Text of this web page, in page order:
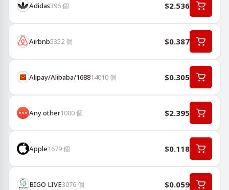
Adidas396個 $2.536
Airbnb5352個 $0.387
Alipay/Alibaba/168814010個 $0.305
Any other1000個 $2.395
Apple1679個 $0.118
BIGO LIVE3076個 $0.059